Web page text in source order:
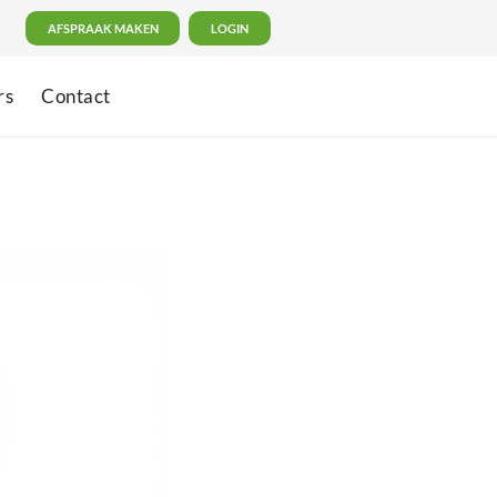
AFSPRAAK MAKEN LOGIN
Contact